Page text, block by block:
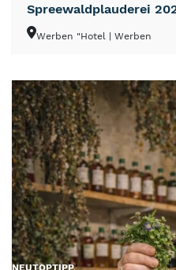
Spreewaldplauderei
Werben "Hotel | Werben
NEUTOPTIPP